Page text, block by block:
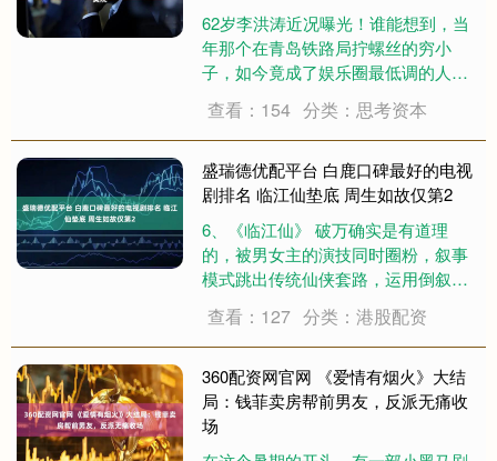
62岁李洪涛近况曝光！谁能想到，当
年那个在青岛铁路局拧螺丝的穷小
子，如今竟成了娱乐圈最低调的人生
不仅事业稳扎稳打，还娶了貌美圈外
妻子，恩爱34年零绯闻，简直是演艺
圈的一股清流！说到李洪涛的逆袭人
生，简直比电视....
查看：154 分类：思考资本
盛瑞德优配平台 白鹿口碑最好的电视
剧排名 临江仙垫底 周生如故仅第2
6、《临江仙》 破万确实是有道理
的，被男女主的演技同时圈粉，叙事
模式跳出传统仙侠套路，运用倒叙手
虐恋很有张力，借千年情爱故事探讨
束缚与和解，拥有一定思想表达。白
鹿花如月人设无敌，鸿蒙生两仪 ，恨
为爱之极，神女....
查看：127 分类：港股配资
360配资网官网 《爱情有烟火》大结
局：钱菲卖房帮前男友，反派无痛收
场